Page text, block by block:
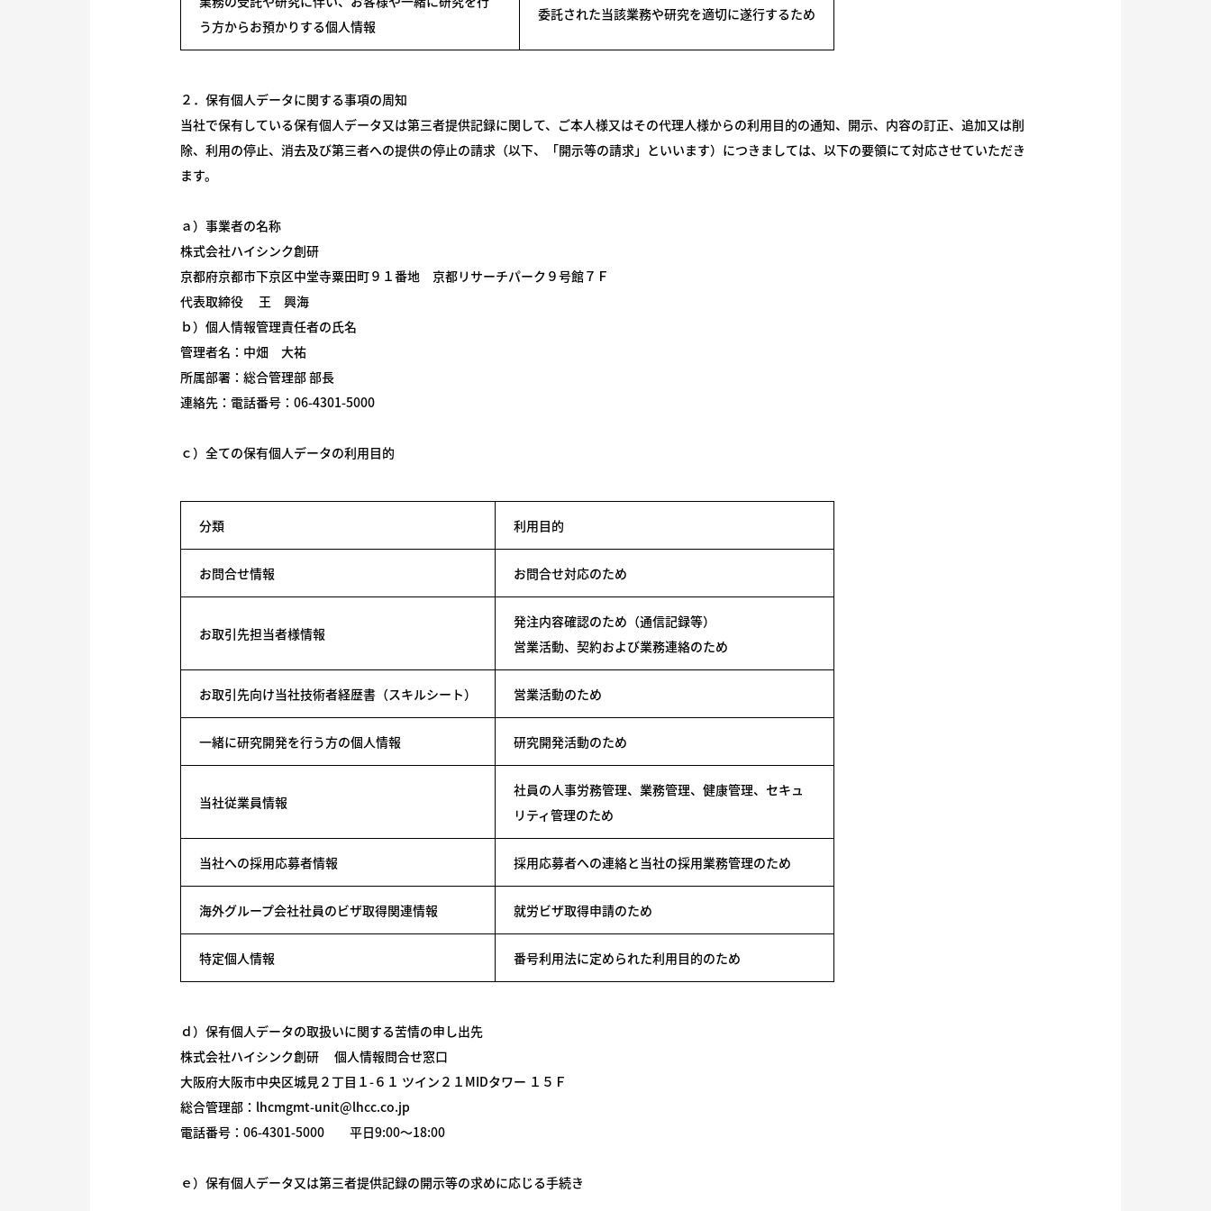
う方からお預かりする個人情報
委託された当該業務や研究を適切に遂行するため
２．保有個人データに関する事項の周知
当社で保有している保有個人データ又は第三者提供記録に関して、ご本人様又はその代理人様からの利用目的の通知、開示、内容の訂正、追加又は削
除、利用の停止、消去及び第三者への提供の停止の請求（以下、「開示等の請求」といいます）につきましては、以下の要領にて対応させていただき
ます。
ａ）事業者の名称
株式会社ハイシンク創研
京都府京都市下京区中堂寺粟田町９１番地 京都リサーチパーク９号館７Ｆ
代表取締役 王 興海
ｂ）個人情報管理責任者の氏名
管理者名：中畑 大祐
所属部署：総合管理部 部長
連絡先：電話番号：06-4301-5000
ｃ）全ての保有個人データの利用目的
分類 利用目的
お問合せ情報 お問合せ対応のため
お取引先担当者様情報
発注内容確認のため（通信記録等）
営業活動、契約および業務連絡のため
お取引先向け当社技術者経歴書（スキルシート） 営業活動のため
一緒に研究開発を行う方の個人情報 研究開発活動のため
当社従業員情報
社員の人事労務管理、業務管理、健康管理、セキュ
リティ管理のため
当社への採用応募者情報 採用応募者への連絡と当社の採用業務管理のため
海外グループ会社社員のビザ取得関連情報 就労ビザ取得申請のため
特定個人情報 番号利用法に定められた利用目的のため
ｄ）保有個人データの取扱いに関する苦情の申し出先
株式会社ハイシンク創研 個人情報問合せ窓口
大阪府大阪市中央区城見２丁目１-６１ ツイン２１MIDタワー １５Ｆ
総合管理部：lhcmgmt-unit@lhcc.co.jp
電話番号：06-4301-5000 平日9:00〜18:00
ｅ）保有個人データ又は第三者提供記録の開示等の求めに応じる手続き